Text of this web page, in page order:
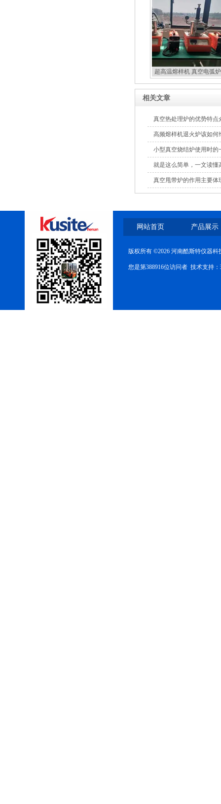
超高温熔样机 真空电弧
相关文章
真空热处理炉的优势特点
高频熔样机退火炉该如何
小型真空烧结炉使用时的
就是这么简单，一文读懂
真空甩带炉的作用主要体
网站首页 产品展示
版权所有 ©2026 河南酷斯特仪器
您是第388916位访问者 技术支持：